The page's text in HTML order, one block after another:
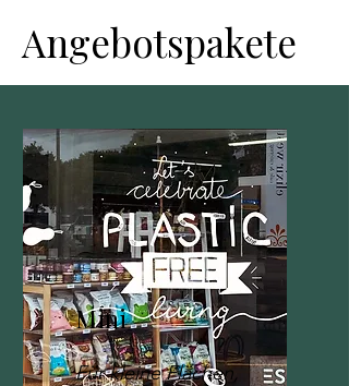
Angebotspakete
Mini
Für kleine Flächen,